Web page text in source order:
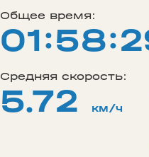
Общее время:
Средняя скорость:
5.72 км/ч